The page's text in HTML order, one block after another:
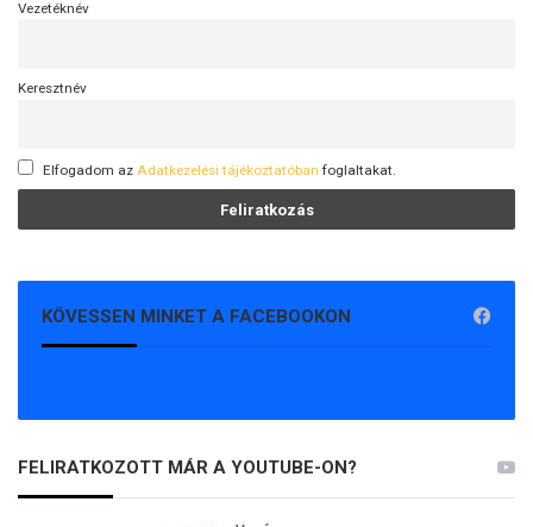
Vezetéknév
Keresztnév
Elfogadom az Adatkezelési tájékoztatóban foglaltakat.
KÖVESSEN MINKET A FACEBOOKON
FELIRATKOZOTT MÁR A YOUTUBE-ON?